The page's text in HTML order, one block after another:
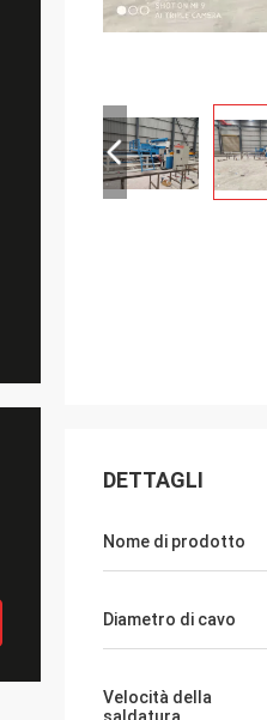
DETTAGLI
Nome di prodotto
Diametro di cavo
Velocità della